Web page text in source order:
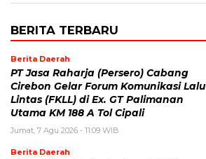
BERITA TERBARU
Berita Daerah
PT Jasa Raharja (Persero) Cabang
Cirebon Gelar Forum Komunikasi Lalu
Lintas (FKLL) di Ex. GT Palimanan
Utama KM 188 A Tol Cipali
Jumat, 7 Agu 2026 - 11:09 WIB
Berita Daerah